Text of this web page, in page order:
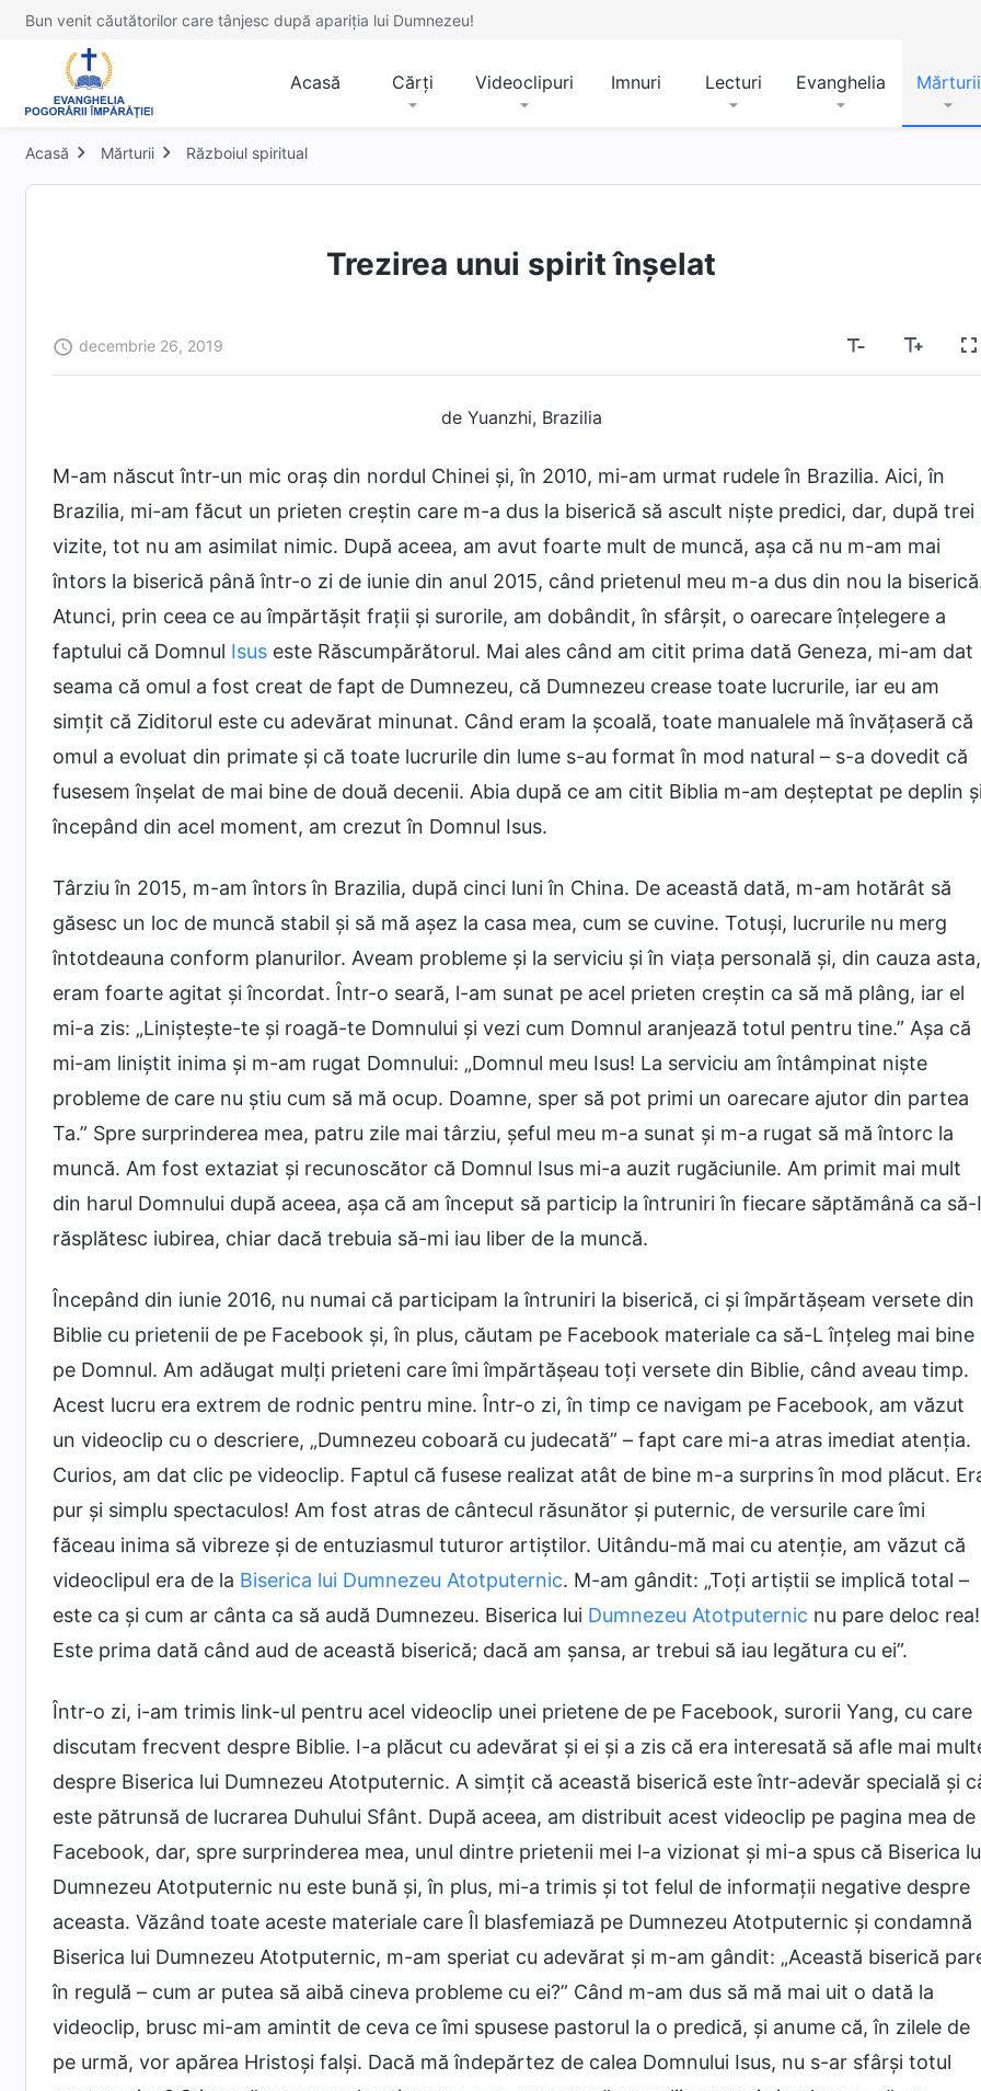
Bun venit căutătorilor care tânjesc după apariția lui Dumnezeu!
Acasă Cărți Videoclipuri Imnuri Lecturi Evanghelia Mărturii
Acasă Mărturii Războiul spiritual
Trezirea unui spirit înșelat
decembrie 26, 2019
de Yuanzhi, Brazilia
M-am născut într-un mic oraș din nordul Chinei și, în 2010, mi-am urmat rudele în Brazilia. Aici, în
Brazilia, mi-am făcut un prieten creștin care m-a dus la biserică să ascult niște predici, dar, după trei
vizite, tot nu am asimilat nimic. După aceea, am avut foarte mult de muncă, așa că nu m-am mai
întors la biserică până într-o zi de iunie din anul 2015, când prietenul meu m-a dus din nou la
Atunci, prin ceea ce au împărtășit frații și surorile, am dobândit, în sfârșit, o oarecare înțelegere a
faptului că Domnul Isus este Răscumpărătorul. Mai ales când am citit prima dată Geneza, mi-am dat
seama că omul a fost creat de fapt de Dumnezeu, că Dumnezeu crease toate lucrurile, iar eu am
simțit că Ziditorul este cu adevărat minunat. Când eram la școală, toate manualele mă învățaseră că
omul a evoluat din primate și că toate lucrurile din lume s-au format în mod natural – s-a dovedit că
fusesem înșelat de mai bine de două decenii. Abia după ce am citit Biblia m-am deșteptat pe deplin
începând din acel moment, am crezut în Domnul Isus.
Târziu în 2015, m-am întors în Brazilia, după cinci luni în China. De această dată, m-am hotărât să
găsesc un loc de muncă stabil și să mă așez la casa mea, cum se cuvine. Totuși, lucrurile nu merg
întotdeauna conform planurilor. Aveam probleme și la serviciu și în viața personală și, din cauza asta,
eram foarte agitat și încordat. Într-o seară, l-am sunat pe acel prieten creștin ca să mă plâng, iar el
mi-a zis: „Liniștește-te și roagă-te Domnului și vezi cum Domnul aranjează totul pentru tine.” Așa că
mi-am liniștit inima și m-am rugat Domnului: „Domnul meu Isus! La serviciu am întâmpinat niște
probleme de care nu știu cum să mă ocup. Doamne, sper să pot primi un oarecare ajutor din partea
Ta.” Spre surprinderea mea, patru zile mai târziu, șeful meu m-a sunat și m-a rugat să mă întorc la
muncă. Am fost extaziat și recunoscător că Domnul Isus mi-a auzit rugăciunile. Am primit mai mult
din harul Domnului după aceea, așa că am început să particip la întruniri în fiecare săptămână ca să-I
răsplătesc iubirea, chiar dacă trebuia să-mi iau liber de la muncă.
Începând din iunie 2016, nu numai că participam la întruniri la biserică, ci și împărtășeam versete din
Biblie cu prietenii de pe Facebook și, în plus, căutam pe Facebook materiale ca să-L înțeleg mai bine
pe Domnul. Am adăugat mulți prieteni care îmi împărtășeau toți versete din Biblie, când aveau timp.
Acest lucru era extrem de rodnic pentru mine. Într-o zi, în timp ce navigam pe Facebook, am văzut
un videoclip cu o descriere, „Dumnezeu coboară cu judecată” – fapt care mi-a atras imediat atenția.
Curios, am dat clic pe videoclip. Faptul că fusese realizat atât de bine m-a surprins în mod plăcut.
pur și simplu spectaculos! Am fost atras de cântecul răsunător și puternic, de versurile care îmi
făceau inima să vibreze și de entuziasmul tuturor artiștilor. Uitându-mă mai cu atenție, am văzut că
videoclipul era de la Biserica lui Dumnezeu Atotputernic. M-am gândit: „Toți artiștii se implică total –
este ca și cum ar cânta ca să audă Dumnezeu. Biserica lui Dumnezeu Atotputernic nu pare deloc rea!
Este prima dată când aud de această biserică; dacă am șansa, ar trebui să iau legătura cu ei”.
Într-o zi, i-am trimis link-ul pentru acel videoclip unei prietene de pe Facebook, surorii Yang, cu care
discutam frecvent despre Biblie. I-a plăcut cu adevărat și ei și a zis că era interesată să afle mai
despre Biserica lui Dumnezeu Atotputernic. A simțit că această biserică este într-adevăr specială și
este pătrunsă de lucrarea Duhului Sfânt. După aceea, am distribuit acest videoclip pe pagina mea de
Facebook, dar, spre surprinderea mea, unul dintre prietenii mei l-a vizionat și mi-a spus că Biserica
Dumnezeu Atotputernic nu este bună și, în plus, mi-a trimis și tot felul de informații negative despre
aceasta. Văzând toate aceste materiale care Îl blasfemiază pe Dumnezeu Atotputernic și condamnă
Biserica lui Dumnezeu Atotputernic, m-am speriat cu adevărat și m-am gândit: „Această biserică
în regulă – cum ar putea să aibă cineva probleme cu ei?” Când m-am dus să mă mai uit o dată la
videoclip, brusc mi-am amintit de ceva ce îmi spusese pastorul la o predică, și anume că, în zilele de
pe urmă, vor apărea Hristoși falși. Dacă mă îndepărtez de calea Domnului Isus, nu s-ar sfârși totul